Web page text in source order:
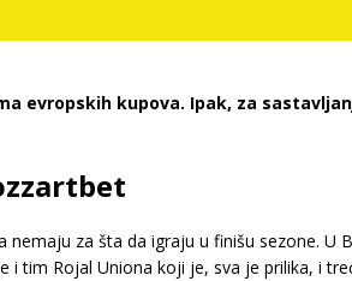
evropskih kupova. Ipak, za
za šta da igraju u finišu sezone. U
tim Rojal Uniona koji je, sva je prilika, i